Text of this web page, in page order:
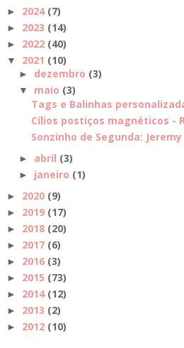
► 2024 (7)
► 2023 (14)
► 2022 (40)
▼ 2021 (10)
► dezembro (3)
▼ maio (3)
Tags e Balinhas
Cílios postiços magnéticos -
Sonzinho de Segunda:
► abril (3)
► janeiro (1)
► 2020 (9)
► 2019 (17)
► 2018 (20)
► 2017 (6)
► 2016 (3)
► 2015 (73)
► 2014 (12)
► 2013 (2)
► 2012 (10)